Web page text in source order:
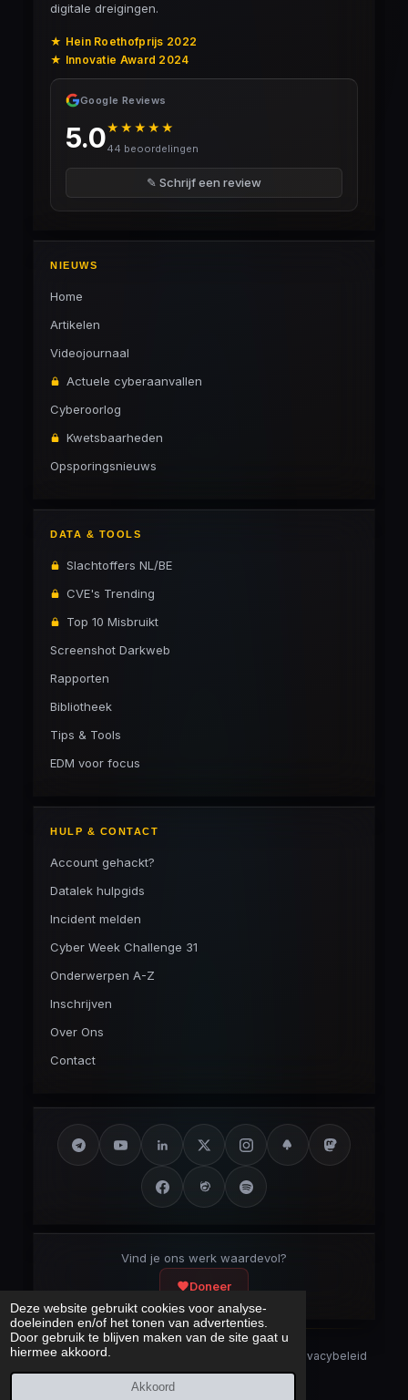
Deze website gebruikt cookies voor analyse-
doeleinden en/of het tonen van advertenties.
Door gebruik te blijven maken van de site gaat u
hiermee akkoord.
Akkoord
digitale dreigingen.
★ Hein Roethofprijs 2022
★ Innovatie Award 2024
Google Reviews
5.0★★★★★
44 beoordelingen
✎ Schrijf een review
NIEUWS
Home
Artikelen
Videojournaal
Actuele cyberaanvallen
Cyberoorlog
Kwetsbaarheden
Opsporingsnieuws
DATA & TOOLS
Slachtoffers NL/BE
CVE's Trending
Top 10 Misbruikt
Screenshot Darkweb
Rapporten
Bibliotheek
Tips & Tools
EDM voor focus
HULP & CONTACT
Account gehackt?
Datalek hulpgids
Incident melden
Cyber Week Challenge 31
Onderwerpen A-Z
Inschrijven
Over Ons
Contact
Vind je ons werk waardevol?
Doneer
Security Disclaimer
Privacybeleid
CookieverklaringSitemap
Laatst bijgewerkt: